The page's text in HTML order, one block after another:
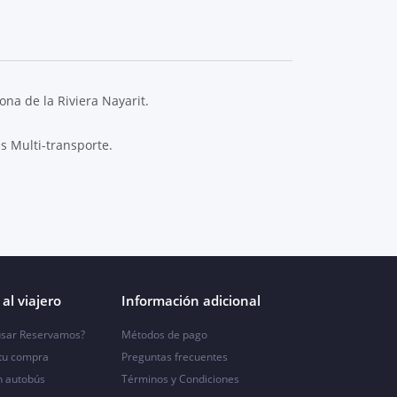
de la Riviera Nayarit.
Multi-transporte.
viajero
Reservamos?
compra
autobús
Información adicional
Métodos de pago
Preguntas frecuentes
Términos y Condiciones